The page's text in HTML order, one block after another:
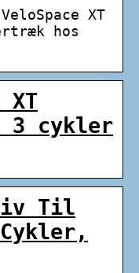
XT
hos
XT
3 cykler
Til